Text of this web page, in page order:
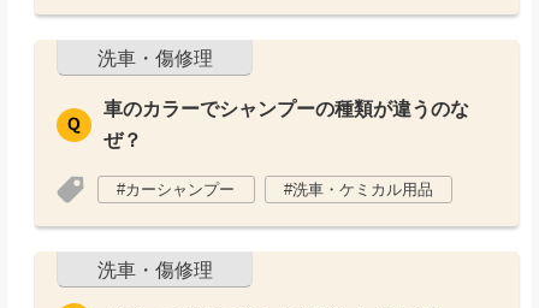
洗車・傷修理
車のカラーでシャンプーの種類が違うのな
ぜ？
カーシャンプー 洗車・ケミカル用品
洗車・傷修理